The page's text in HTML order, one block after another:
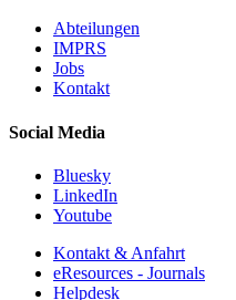
Abteilungen
IMPRS
Jobs
Kontakt
Social Media
Bluesky
LinkedIn
Youtube
Kontakt & Anfahrt
eResources - Journals
Helpdesk